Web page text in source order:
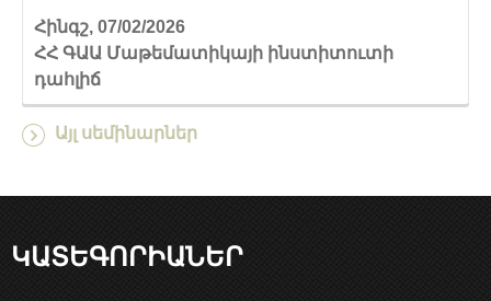
Հինգշ, 07/02/2026
ՀՀ ԳԱԱ Մաթեմատիկայի ինստիտուտի
դահլիճ
Այլ սեմինարներ
ԿԱՏԵԳՈՐԻԱՆԵՐ